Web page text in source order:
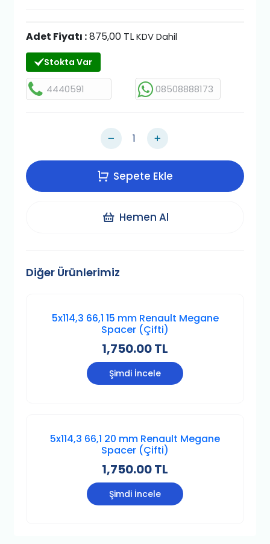
Adet Fiyatı :875,00 TLKDV Dahil
Stokta Var
4440591 08508888173
Sepete Ekle
Hemen Al
Diğer Ürünlerimiz
5x114,3 66,1 15 mm Renault Megane
Spacer (Çifti)
1,750.00 TL
Şimdi İncele
5x114,3 66,1 20 mm Renault Megane
Spacer (Çifti)
1,750.00 TL
Şimdi İncele